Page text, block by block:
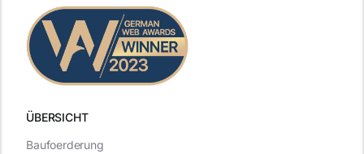
ÜBERSICHT
Baufoerderung